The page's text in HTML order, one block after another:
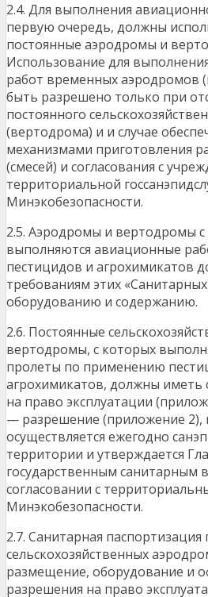
2.4. Для выполнения
первую очередь, должны
постоянные аэродромы и
Использование для
работ временных аэродромов
быть разрешено только при
постоянного
(вертодрома) и и случае
механизмами приготовления
(смесей) и согласования с
территориальной
Минэкобезопасности.
2.5. Аэродромы и вертодромы
выполняются авиационные
пестицидов и агрохимикатов
требованиям этих
оборудованию и содержанию.
2.6. Постоянные
вертодромы, с которых
пролеты по применению
агрохимикатов, должны иметь
на право эксплуатации
— разрешение (приложение 2),
осуществляется ежегодно
территории и утверждается
государственным санитарным
согласовании с
Минэкобезопасности.
2.7. Санитарная паспортизация
сельскохозяйственных
размещение, оборудование и
разрешения на право